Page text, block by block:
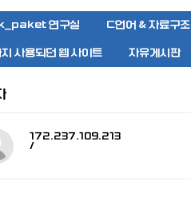
연구실 C언어 & 자료구조
사용되던 웹 사이트 자유게시판
172.237.109.213
/